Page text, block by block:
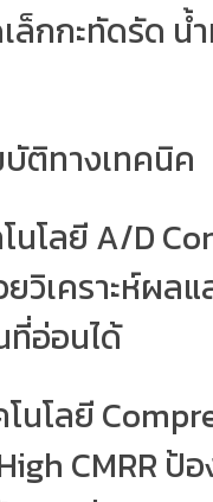
ล็กกะทัดรัด น้
ติทางเทคนิค
โนโลยี A/D
วิเคราะห์ผลแ
อ่อนได้
โนโลยี
CMRR ป้